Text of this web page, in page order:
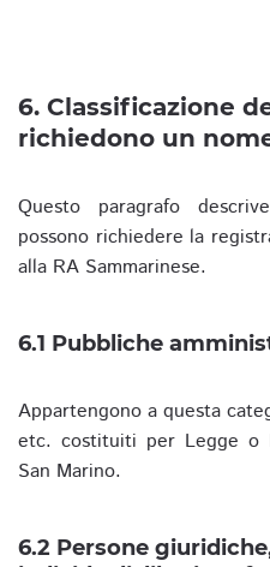
6. Classificazione
richiedono un
Questo paragrafo
possono richiedere la
alla RA Sammarinese.
6.1 Pubbliche
Appartengono a questa
etc. costituiti per Legge o
San Marino.
6.2 Persone